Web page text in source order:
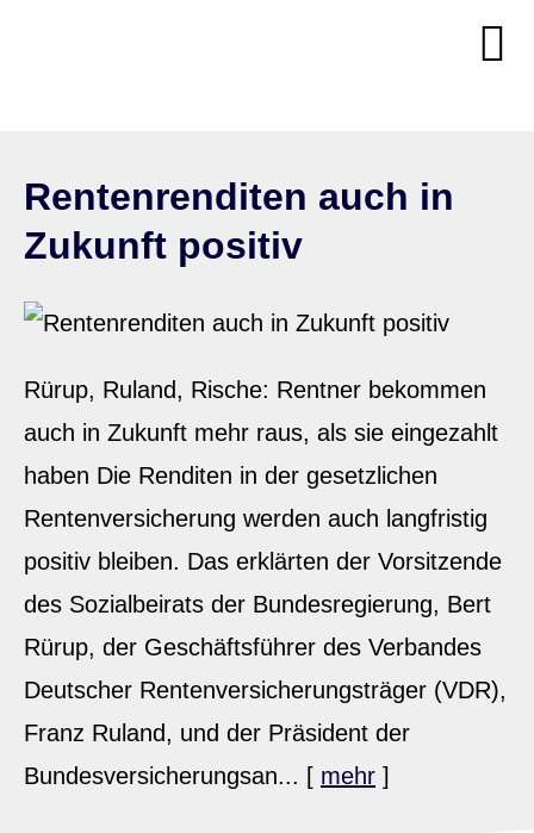
Rentenrenditen auch in
Zukunft positiv
Rürup, Ruland, Rische: Rentner bekommen
auch in Zukunft mehr raus, als sie eingezahlt
haben Die Renditen in der gesetzlichen
Rentenversicherung werden auch langfristig
positiv bleiben. Das erklärten der Vorsitzende
des Sozialbeirats der Bundesregierung, Bert
Rürup, der Geschäftsführer des Verbandes
Deutscher Rentenversicherungsträger (VDR),
Franz Ruland, und der Präsident der
Bundesversicherungsan... [ mehr ]